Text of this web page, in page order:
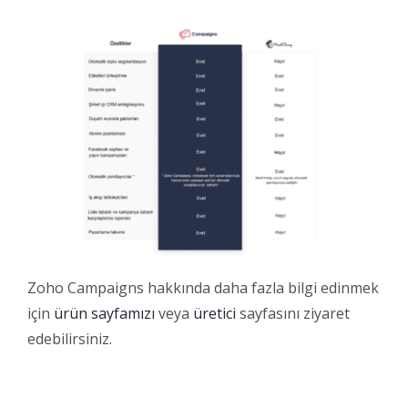
Zoho Campaigns hakkında daha fazla bilgi edinmek
için ürün sayfamızı veya üretici sayfasını ziyaret
edebilirsiniz.